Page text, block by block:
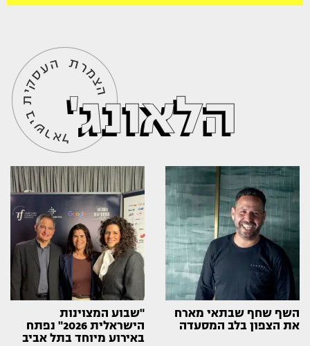
הלאונג'
השף שחף שבתאי מארח
את הצפון בלב המסעדה
"שבוע המצוינות
הישראלית 2026" נפתח
באירוע מיוחד בתל אביב